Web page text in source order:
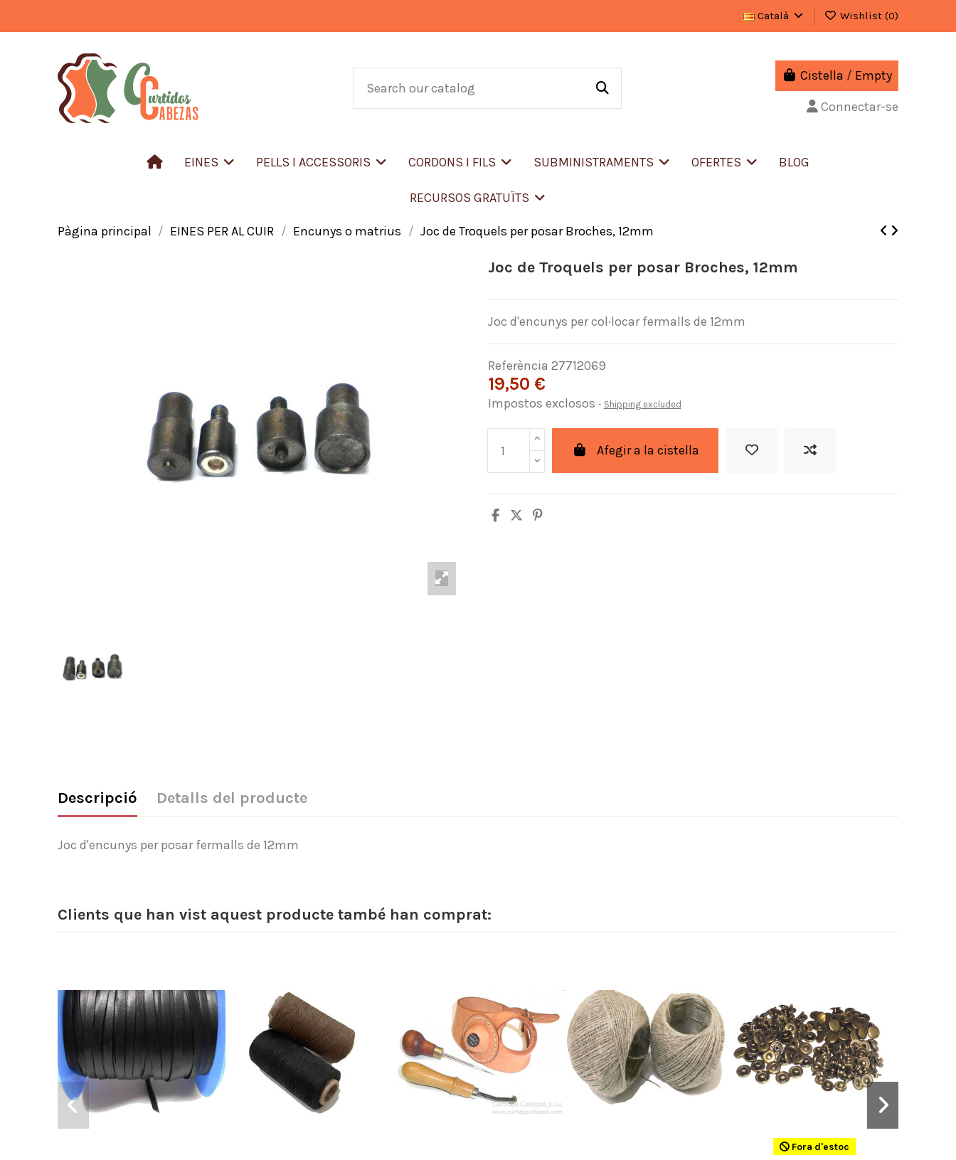
Català Wishlist (0)
Cistella / Empty
Connectar-se
EINES PELLS I ACCESSORIS CORDONS I FILS SUBMINISTRAMENTS OFERTES BLOG
RECURSOS GRATUÏTS
Pàgina principal EINES PER AL CUIR Encunys o matrius Joc de Troquels per posar Broches, 12mm
Joc de Troquels per posar Broches, 12mm
Joc d'encunys per col·locar fermalls de 12mm
Referència 27712069
19,50 €
Impostos exclosos Shipping excluded
Afegir a la cistella
Descripció Detalls del producte
Joc d'encunys per posar fermalls de 12mm
Clients que han vist aquest producte també han comprat:
Fora d'estoc